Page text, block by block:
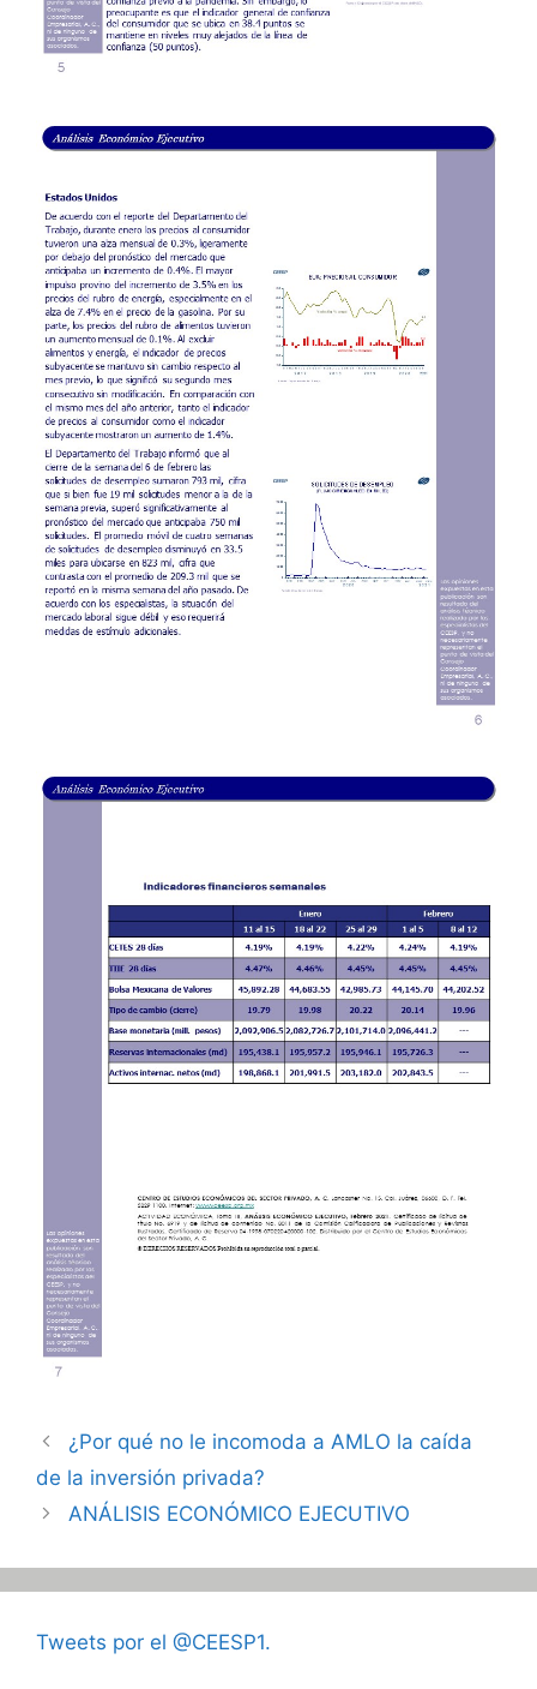
¿Por qué no le incomoda a AMLO la caída
de la inversión privada?
ANÁLISIS ECONÓMICO EJECUTIVO
Tweets por el @CEESP1.